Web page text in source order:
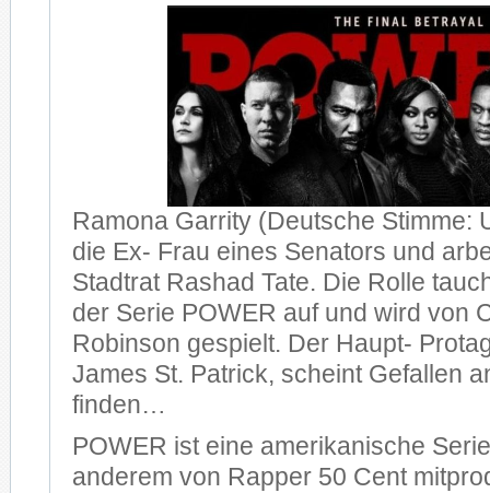
Ramona Garrity (Deutsche Stimme:
die Ex- Frau eines Senators und
Stadtrat Rashad Tate. Die Rolle
der Serie POWER auf und wird von
Robinson gespielt. Der Haupt-
James St. Patrick, scheint Gefallen
finden…
POWER ist eine amerikanische
anderem von Rapper 50 Cent